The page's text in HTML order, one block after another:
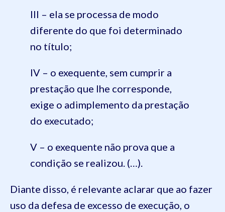
III – ela se processa de modo
diferente do que foi determinado
no título;
IV – o exequente, sem cumprir a
prestação que lhe corresponde,
exige o adimplemento da prestação
do executado;
V – o exequente não prova que a
condição se realizou. (…).
Diante disso, é relevante aclarar que ao fazer
uso da defesa de excesso de execução, o